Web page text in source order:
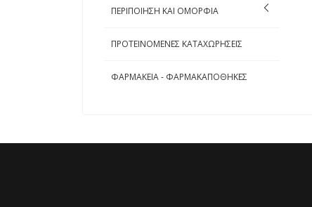
ΠΕΡΙΠΟΙΗΣΗ ΚΑΙ ΟΜΟΡΦΙΑ
ΠΡΟΤΕΙΝΟΜΕΝΕΣ ΚΑΤΑΧΩΡΗΣΕΙΣ
ΦΑΡΜΑΚΕΙΑ - ΦΑΡΜΑΚΑΠΟΘΗΚΕΣ